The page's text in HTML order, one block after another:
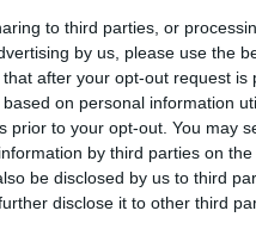
to third parties, or
by us, please use the
after your opt-out request is
on personal information
prior to your opt-out. You may
by third parties on the
be disclosed by us to third
disclose it to other third
Välkomna till laget.se – Här finns viktig information!
Inga